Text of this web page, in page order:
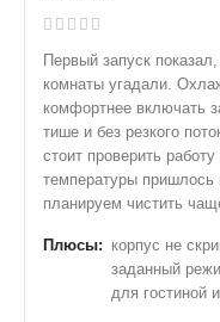
Первый запуск
комнаты угадали.
комфортнее включать
тише и без резкого
стоит проверить
температуры пришлось
планируем чистить
Плюсы: корпус не
заданный
для гостиной